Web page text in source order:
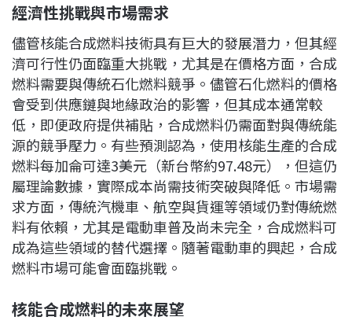
經濟性挑戰與市場需求
儘管核能合成燃料技術具有巨大的發展潛力，但其經
濟可行性仍面臨重大挑戰，尤其是在價格方面，合成
燃料需要與傳統石化燃料競爭。儘管石化燃料的價格
會受到供應鏈與地緣政治的影響，但其成本通常較
低，即便政府提供補貼，合成燃料仍需面對與傳統能
源的競爭壓力。有些預測認為，使用核能生產的合成
燃料每加侖可達3美元（新台幣約97.48元），但這仍
屬理論數據，實際成本尚需技術突破與降低。市場需
求方面，傳統汽機車、航空與貨運等領域仍對傳統燃
料有依賴，尤其是電動車普及尚未完全，合成燃料可
成為這些領域的替代選擇。隨著電動車的興起，合成
燃料市場可能會面臨挑戰。
核能合成燃料的未來展望